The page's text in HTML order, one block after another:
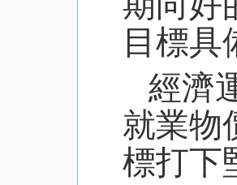
目標具
經濟
就業物
標打下